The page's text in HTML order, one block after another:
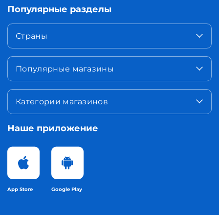
Популярные разделы
Страны
Популярные магазины
Категории магазинов
Наше приложение
App Store Google Play